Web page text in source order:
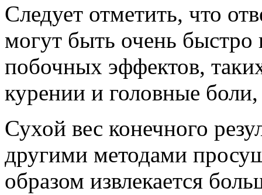
Следует отметить, что
могут быть очень
побочных эффектов,
курении и головные боли,
Сухой вес конечного
другими методами
образом извлекается